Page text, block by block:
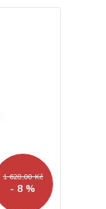
1 628,00 Kč
- 8 %